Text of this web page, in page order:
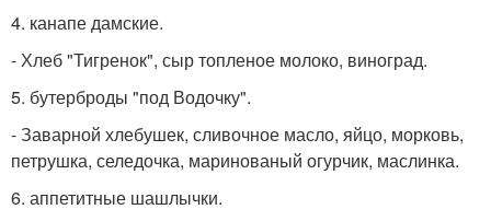
4. канапе дамские.
- Хлеб "Тигренок", сыр топленое молоко, виноград.
5. бутерброды "под Водочку".
- Заварной хлебушек, сливочное масло, яйцо, морковь,
петрушка, селедочка, маринованый огурчик, маслинка.
6. аппетитные шашлычки.